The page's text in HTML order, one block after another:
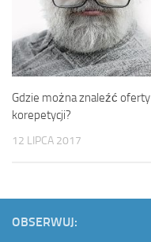
Gdzie można znaleźć oferty
korepetycji?
12 LIPCA 2017
OBSERWUJ: